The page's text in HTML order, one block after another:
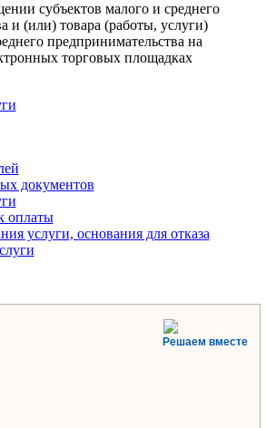
субъектов малого и среднего
и (или) товара (работы, услуги)
предпринимательства на
торговых площадках
документов
оплаты
услуги, основания для отказа
Решаем вместе